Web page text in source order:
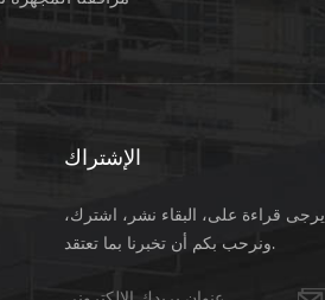
الإشتراك
يرجى قراءة على، البقاء نشر، اشترك،
ونرحب بكم أن تخبرنا بما تعتقد.